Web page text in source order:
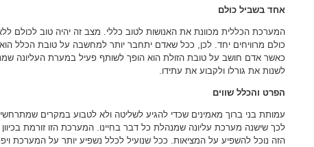
אחד בשביל כולם
המערכת הכללית מכוונת את האנושות לטוב כללי. מצב זה יהיה טוב לכולם
כולם מרוויחים יחד. לכן, ככל שאדם יתחבר יותר למחשבה על טובת הכלל
כאשר אדם חושב על טובת הזולת הוא הופך לשותף פעיל במערת העליונה
לשנות את גורלו ולקבוע את עתידו.
הפרט והכלל שווים
עמותת בני ברוך מאמינים שכדי להגיע לשליטה ולא לטבוע במקרים
לכך שישנה מערכת עליונה שמנהלת כל דבר בחיינו. המערכת הזו זורמת בכיוון
הזה נוכל להשפיע על המציאות. ככל שנועיל לכלל נשפיע יותר על המערכת